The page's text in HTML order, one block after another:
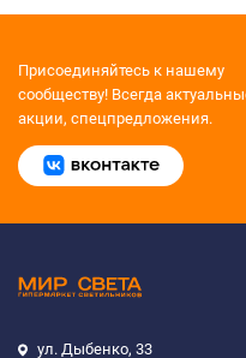
Присоединяйтесь к нашему
сообществу! Всегда
акции, спецпредложения.
ул. Дыбенко, 33